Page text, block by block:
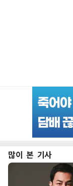
많이 본 기사